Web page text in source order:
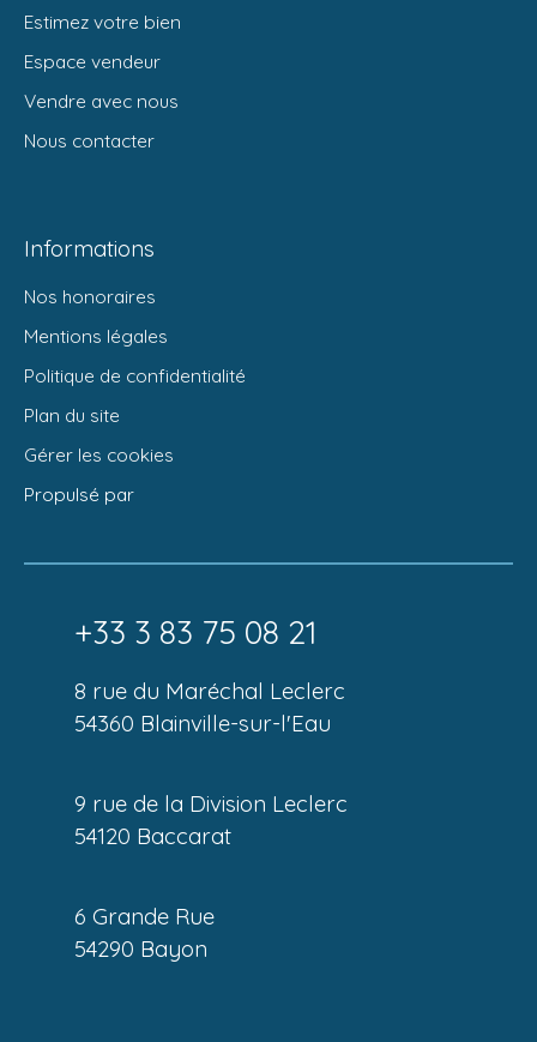
Estimez votre bien
Espace vendeur
Vendre avec nous
Nous contacter
Informations
Nos honoraires
Mentions légales
Politique de confidentialité
Plan du site
Gérer les cookies
Propulsé par
+33 3 83 75 08 21
8 rue du Maréchal Leclerc
54360 Blainville-sur-l'Eau
9 rue de la Division Leclerc
54120 Baccarat
6 Grande Rue
54290 Bayon